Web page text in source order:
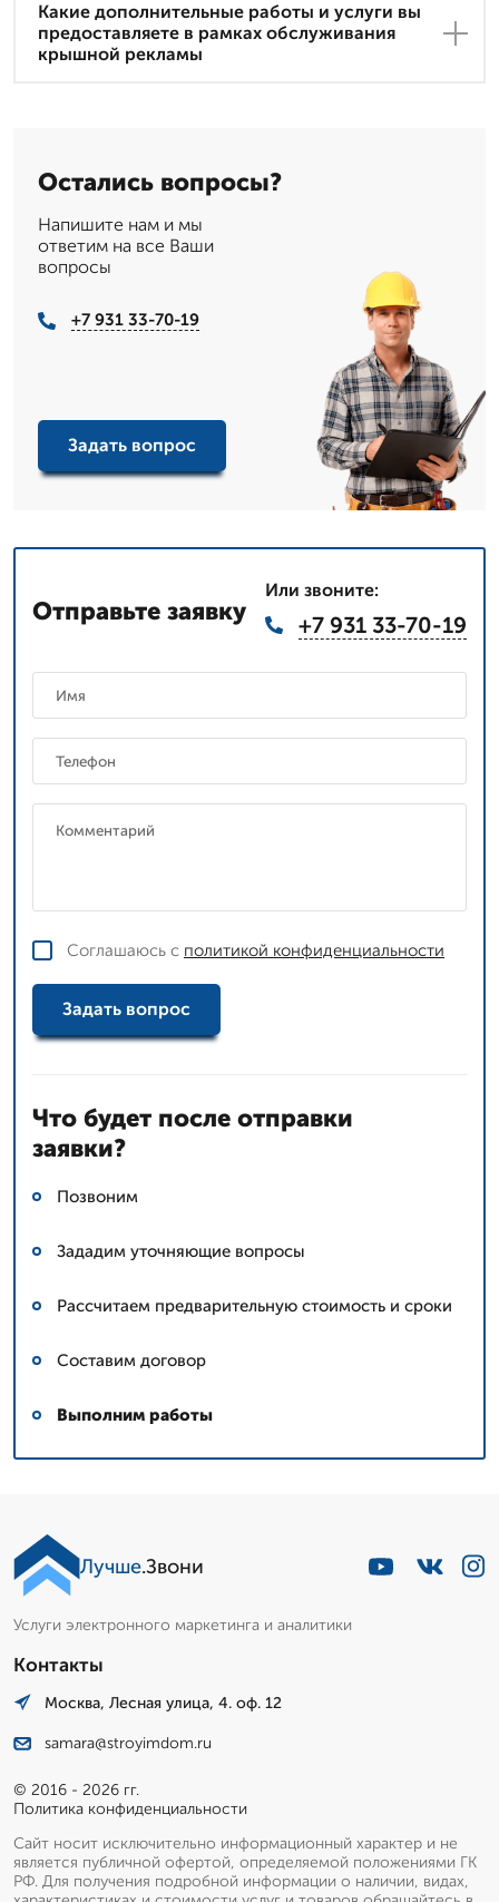
Какие дополнительные работы и услуги вы
предоставляете в рамках обслуживания
крышной рекламы
Остались вопросы?
Напишите нам и мы
ответим на все Ваши
вопросы
+7 931 33-70-19
Задать вопрос
Отправьте заявку
Или звоните:
+7 931 33-70-19
Соглашаюсь с политикой конфиденциальности
Задать вопрос
Что будет после отправки
заявки?
Позвоним
Зададим уточняющие вопросы
Рассчитаем предварительную стоимость и сроки
Составим договор
Выполним работы
Лучше.Звони
Услуги электронного маркетинга и аналитики
Контакты
Москва, Лесная улица, 4. оф. 12
samara@stroyimdom.ru
© 2016 - 2026 гг.
Политика конфиденциальности
Сайт носит исключительно информационный характер и не
является публичной офертой, определяемой положениями ГК
РФ. Для получения подробной информации о наличии, видах,